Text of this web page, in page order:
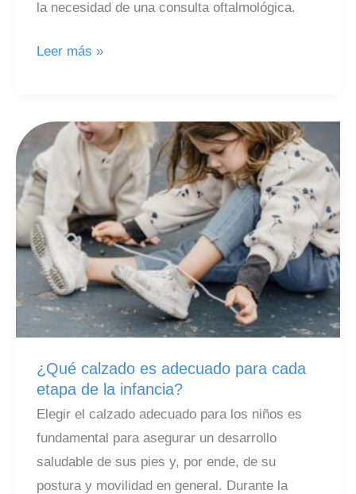
la necesidad de una consulta oftalmológica.
¿Cuándo
tu
hijo
al
oftalmólogo?
Leer más »
¿Qué calzado es adecuado para cada
etapa de la infancia?
Elegir el calzado adecuado para los niños es
fundamental para asegurar un desarrollo
saludable de sus pies y, por ende, de su
postura y movilidad en general. Durante la